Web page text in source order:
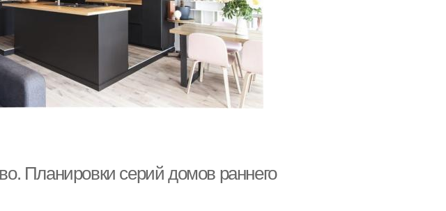
Планировки серий домов раннего